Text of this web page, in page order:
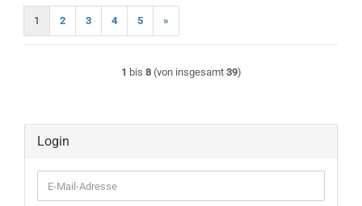
1 2 3 4 5 »
1 bis 8(von insgesamt 39)
Login
E-
Mail-